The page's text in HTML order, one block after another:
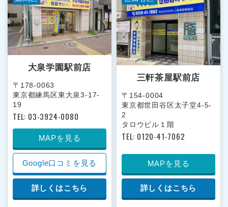
大泉学園駅前店
〒178-0063
東京都練馬区東大泉3-17-
19
TEL: 03-3924-0080
MAPを見る
Google口コミを見る
詳しくはこちら
三軒茶屋駅前店
〒154-0004
東京都世田谷区太子堂4-5-
2
タロウビル１階
TEL: 0120-41-7062
MAPを見る
詳しくはこちら